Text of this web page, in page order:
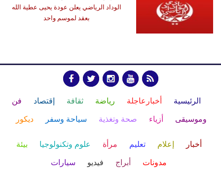
الوداد الرياضي يعلن عودة يحيى عطية الله
بعقد لموسم واحد
الرئيسية أخبارعاجلة رياضة ثقافة إقتصاد فن
وموسيقى أزياء صحة وتغذية سياحة وسفر ديكور
أخبار إعلام تعليم مرأة علوم وتكنولوجيا بيئة
مدونات أبراج فيديو سيارات